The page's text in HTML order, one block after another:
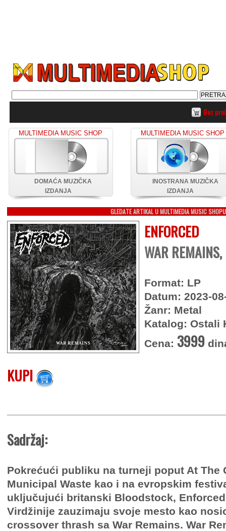
Bez
MULTIMEDIA MUSIC SHOP
DOMAĆA MUZIČKA
IZDANJA
MULTIMEDIA MUSIC SHOP
INOSTRANA MUZIČKA
IZDANJA
GLEDATE ARTIKAL U MULTIMEDIA MUSIC SHOPU
ENFORCED
WAR
Format: LP
Datum: 2023-
Žanr: Metal
Katalog: Ostali
Cena: 3999
KUPI
Sadržaj:
Pokrećući publiku na turneji poput At The
Municipal Waste kao i na evropskim
uključujući britanski Bloodstock,
Virdžinije zauzimaju svoje mesto kao
crossover thrash sa War Remains. War